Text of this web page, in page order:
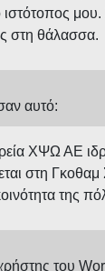
ιστότοπος
στη θάλασσα.
αυτό:
ΧΨΩ ΑΕ
στη Γκοθαμ
της
του